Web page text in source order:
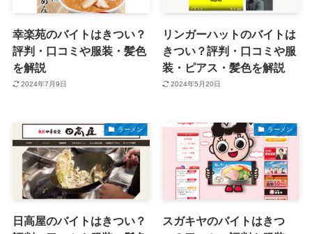
幸楽苑のバイトはきつい？
評判・口コミや服装・髪色
を解説
2024年7月9日
リンガーハットのバイトは
きつい？評判・口コミや服
装・ピアス・髪色を解説
2024年5月20日
ラーメン
日高屋のバイトはきつい？
ラーメン
スガキヤのバイトはきつ